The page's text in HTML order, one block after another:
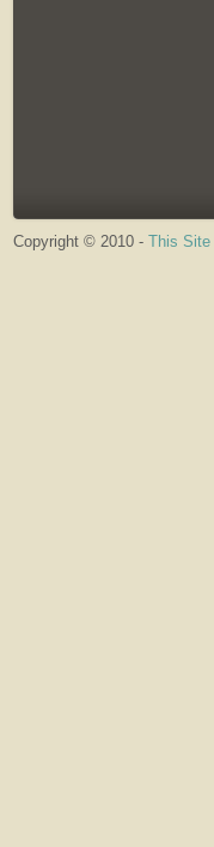
Copyright © 2010 - This Site